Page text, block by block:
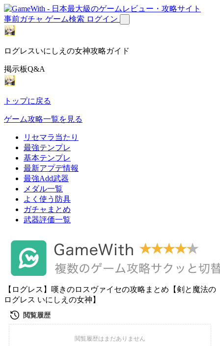
事前ガチャ ゲーム検索 ログイン
ログレスいにしえの女神攻略ガイド
掲示板Q&A
トップに戻る
ゲーム攻略一覧を見る
リセマラ当たり
最強テンプレ
基本テンプレ
最新アプデ情報
最強Add武器
メダル一覧
よく使う防具
ガチャまとめ
武器評価一覧
【ログレス】嘆きのロスヴァイセの攻略まとめ【剣と魔法の
ログレス いにしえの女神】